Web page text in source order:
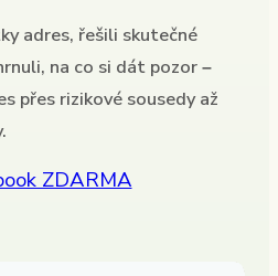
adres, řešili skutečné
na co si dát pozor –
přes rizikové sousedy až
ZDARMA